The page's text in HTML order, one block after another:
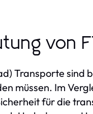
von
Transporte sind
müssen. Im
für die